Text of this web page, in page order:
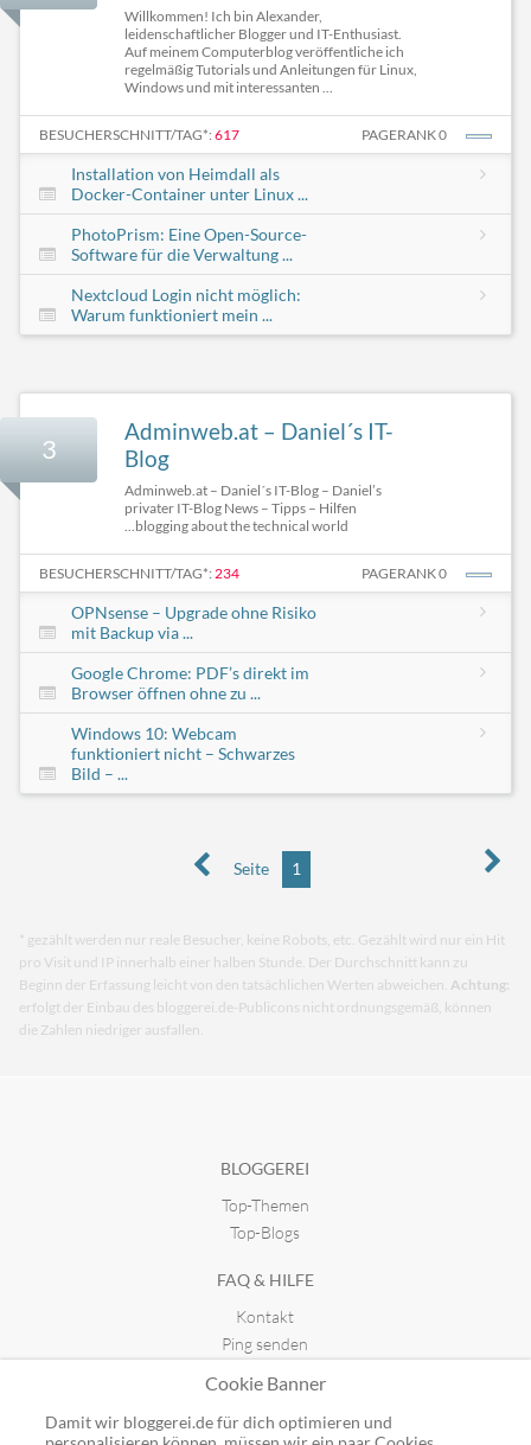
Willkommen! Ich bin Alexander,
leidenschaftlicher Blogger und IT-Enthusiast.
Auf meinem Computerblog veröffentliche ich
regelmäßig Tutorials und Anleitungen für Linux,
Windows und mit interessanten ...
BESUCHERSCHNITT/TAG*: 617 PAGERANK 0
Installation von Heimdall als
Docker-Container unter Linux ...
PhotoPrism: Eine Open-Source-
Software für die Verwaltung ...
Nextcloud Login nicht möglich:
Warum funktioniert mein ...
3
Adminweb.at – Daniel´s IT-
Blog
Adminweb.at – Daniel´s IT-Blog – Daniel’s
privater IT-Blog News – Tipps – Hilfen
...blogging about the technical world
BESUCHERSCHNITT/TAG*: 234 PAGERANK 0
OPNsense – Upgrade ohne Risiko
mit Backup via ...
Google Chrome: PDF’s direkt im
Browser öffnen ohne zu ...
Windows 10: Webcam
funktioniert nicht – Schwarzes
Bild – ...
Seite 1
* gezählt werden nur reale Besucher, keine Robots, etc. Gezählt wird nur ein Hit
pro Visit und IP innerhalb einer halben Stunde. Der Durchschnitt kann zu
Beginn der Erfassung leicht von den tatsächlichen Werten abweichen. Achtung:
erfolgt der Einbau des bloggerei.de-Publicons nicht ordnungsgemäß, können
die Zahlen niedriger ausfallen.
BLOGGEREI
Top-Themen
Top-Blogs
FAQ & HILFE
Kontakt
Ping senden
GUTSCHEINE
Cookie Banner
Damit wir bloggerei.de für dich optimieren und